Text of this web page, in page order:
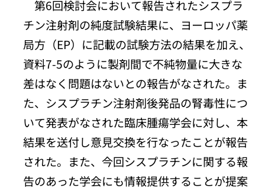
第6回検討会において報告されたシスプラ
チン注射剤の純度試験結果に、ヨーロッパ薬
局方（EP）に記載の試験方法の結果を加え、
資料7-5のように製剤間で不純物量に大きな
差はなく問題はないとの報告がなされた。ま
た、シスプラチン注射剤後発品の腎毒性につ
いて発表がなされた臨床腫瘍学会に対し、本
結果を送付し意見交換を行なったことが報告
された。また、今回シスプラチンに関する報
告のあった学会にも情報提供することが提案